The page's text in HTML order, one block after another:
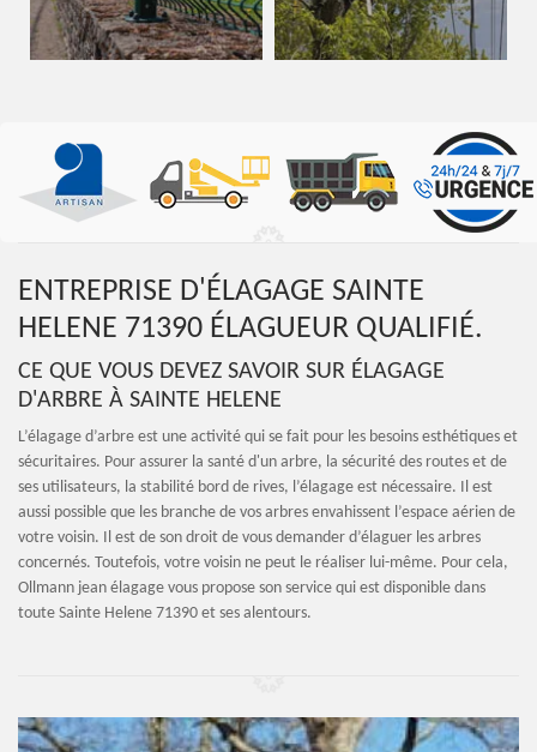
ENTREPRISE D'ÉLAGAGE SAINTE
HELENE 71390 ÉLAGUEUR QUALIFIÉ.
CE QUE VOUS DEVEZ SAVOIR SUR ÉLAGAGE
D'ARBRE À SAINTE HELENE
L’élagage d’arbre est une activité qui se fait pour les besoins esthétiques et
sécuritaires. Pour assurer la santé d'un arbre, la sécurité des routes et de
ses utilisateurs, la stabilité bord de rives, l’élagage est nécessaire. Il est
aussi possible que les branche de vos arbres envahissent l’espace aérien de
votre voisin. Il est de son droit de vous demander d’élaguer les arbres
concernés. Toutefois, votre voisin ne peut le réaliser lui-même. Pour cela,
Ollmann jean élagage vous propose son service qui est disponible dans
toute Sainte Helene 71390 et ses alentours.